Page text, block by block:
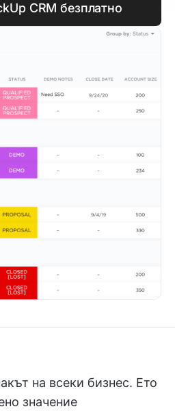
CRM безплатно
на всеки бизнес. Ето
значение